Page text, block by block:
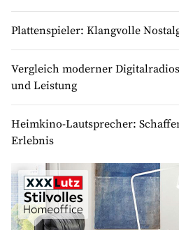
Plattenspieler: Klangvolle
Vergleich moderner
und Leistung
Heimkino-Lautsprecher:
Erlebnis